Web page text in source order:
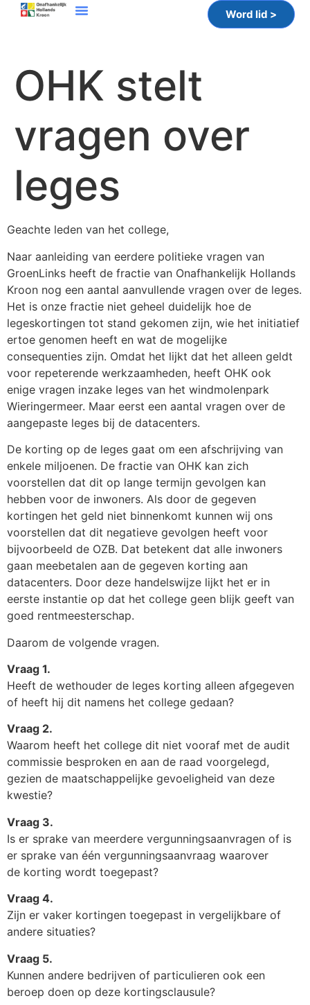
Word lid >
OHK stelt
vragen over
leges
Geachte leden van het college,
Naar aanleiding van eerdere politieke vragen van
GroenLinks heeft de fractie van Onafhankelijk Hollands
Kroon nog een aantal aanvullende vragen over de leges.
Het is onze fractie niet geheel duidelijk hoe de
legeskortingen tot stand gekomen zijn, wie het initiatief
ertoe genomen heeft en wat de mogelijke
consequenties zijn. Omdat het lijkt dat het alleen geldt
voor repeterende werkzaamheden, heeft OHK ook
enige vragen inzake leges van het windmolenpark
Wieringermeer. Maar eerst een aantal vragen over de
aangepaste leges bij de datacenters.
De korting op de leges gaat om een afschrijving van
enkele miljoenen. De fractie van OHK kan zich
voorstellen dat dit op lange termijn gevolgen kan
hebben voor de inwoners. Als door de gegeven
kortingen het geld niet binnenkomt kunnen wij ons
voorstellen dat dit negatieve gevolgen heeft voor
bijvoorbeeld de OZB. Dat betekent dat alle inwoners
gaan meebetalen aan de gegeven korting aan
datacenters. Door deze handelswijze lijkt het er in
eerste instantie op dat het college geen blijk geeft van
goed rentmeesterschap.
Daarom de volgende vragen.
Vraag 1.
Heeft de wethouder de leges korting alleen afgegeven
of heeft hij dit namens het college gedaan?
Vraag 2.
Waarom heeft het college dit niet vooraf met de audit
commissie besproken en aan de raad voorgelegd,
gezien de maatschappelijke gevoeligheid van deze
kwestie?
Vraag 3.
Is er sprake van meerdere vergunningsaanvragen of is
er sprake van één vergunningsaanvraag waarover
de korting wordt toegepast?
Vraag 4.
Zijn er vaker kortingen toegepast in vergelijkbare of
andere situaties?
Vraag 5.
Kunnen andere bedrijven of particulieren ook een
beroep doen op deze kortingsclausule?